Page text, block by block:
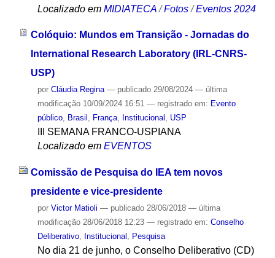
Localizado em MIDIATECA /Fotos /Eventos 2024
Colóquio: Mundos em Transição - Jornadas do
International Research Laboratory (IRL-CNRS-
USP)
por Cláudia Regina — publicado29/08/2024 — última
modificação10/09/2024 16:51 — registrado em: Evento
público, Brasil , França, Institucional , USP
III SEMANA FRANCO-USPIANA
Localizado em EVENTOS
Comissão de Pesquisa do IEA tem novos
presidente e vice-presidente
por Victor Matioli — publicado28/06/2018 — última
modificação28/06/2018 12:23 — registrado em: Conselho
Deliberativo, Institucional , Pesquisa
No dia 21 de junho, o Conselho Deliberativo (CD)